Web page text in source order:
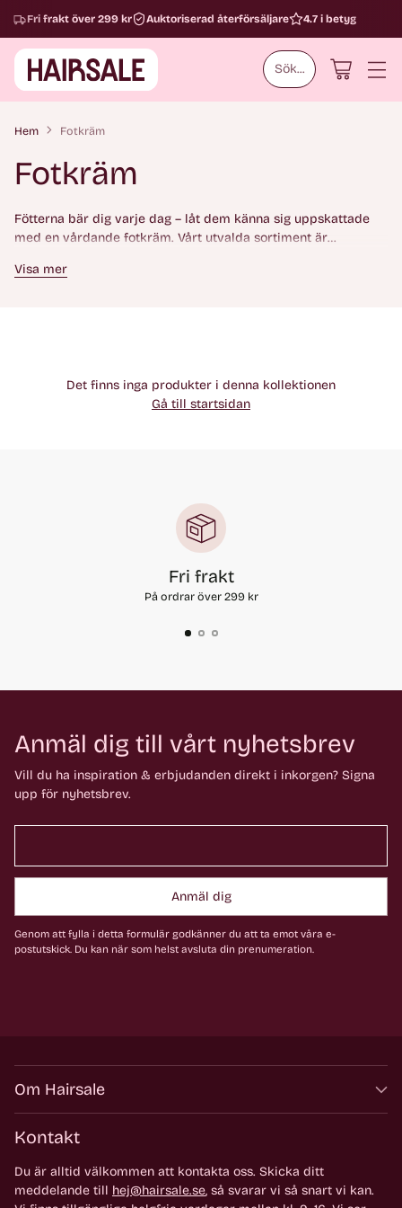
Sök...
Fri frakt över 299 kr Auktoriserad återförsäljare 4.7 i betyg
Hem Fotkräm
Fotkräm
Fötterna bär dig varje dag – låt dem känna sig uppskattade
med en vårdande fotkräm. Vårt utvalda sortiment är
ge näring på djupet. Oavsett om du behöver intensiv
Visa mer
Det finns inga produkter i denna kollektionen
Gå till startsidan
Fri frakt
På ordrar över 299 kr
Anmäl dig till vårt nyhetsbrev
Vill du ha inspiration & erbjudanden direkt i inkorgen? Signa
upp för nyhetsbrev.
Anmäl dig
Genom att fylla i detta formulär godkänner du att ta emot våra e-
postutskick. Du kan när som helst avsluta din prenumeration.
Om Hairsale
Kontakt
Du är alltid välkommen att kontakta oss. Skicka ditt
meddelande till hej@hairsale.se, så svarar vi så snart vi kan.